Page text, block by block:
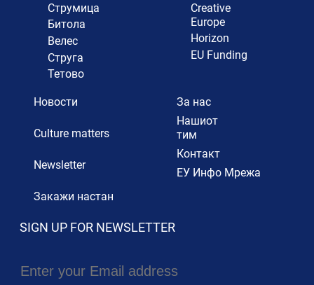
Струмица
Битола
Велес
Струга
Тетово
Creative
Europe
Horizon
EU Funding
Новости
Culture matters
Newsletter
Закажи настан
За нас
Нашиот
тим
Контакт
ЕУ Инфо Мрежа
SIGN UP FOR NEWSLETTER